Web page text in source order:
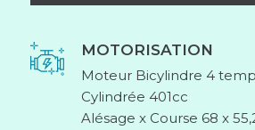
MOTORISATION
Moteur Bicylindre 4
Cylindrée 401cc
Alésage x Course 68 x